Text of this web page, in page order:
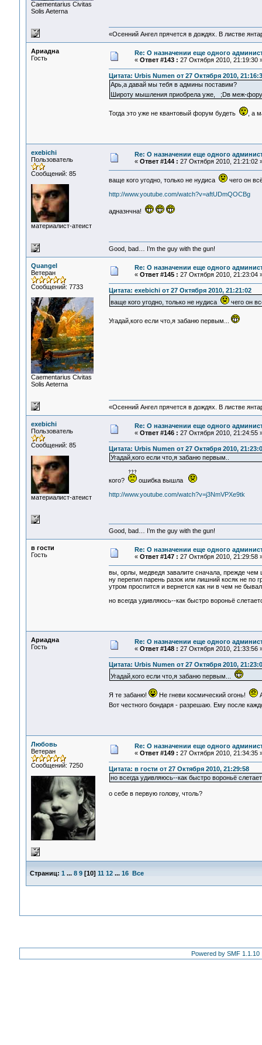
Сaementarius Civitas
Solis Aeterna
«Осенний Ангел прячется в дождях. В листве
Ариадна
Гость
Re: О назначении еще одного
« Ответ #143 : 27 Октября 2010, 21:19:30
Цитата: Urbis Numen от 27 Октября 2010,
Арь,а давай мы тебя в админы поставим?
Широту мышления приобрела уже, ;Dв меж-
Тогда это уже не квантовый форум будеть , а
exebichi
Пользователь
Сообщений: 85
материалист-атеист
Re: О назначении еще одного
« Ответ #144 : 27 Октября 2010, 21:21:02
ваще кого угодно, только не нудиса
чего он
http://www.youtube.com/watch?v=aftUDmQOCBg
адназнчна!
Good, bad… I’m the guy with the gun!
Quangel
Ветеран
Сообщений: 7733
Сaementarius Civitas
Solis Aeterna
Re: О назначении еще одного
« Ответ #145 : 27 Октября 2010, 21:23:04
Цитата: exebichi от 27 Октября 2010, 21:21:02
ваще кого угодно, только не нудиса
чего он
Угадай,кого если что,я забаню первым...
«Осенний Ангел прячется в дождях. В листве
exebichi
Пользователь
Сообщений: 85
материалист-атеист
Re: О назначении еще одного
« Ответ #146 : 27 Октября 2010, 21:24:55
Цитата: Urbis Numen от 27 Октября 2010,
Угадай,кого если что,я забаню первым..
кого?
ошибка вышла
http://www.youtube.com/watch?v=j3NmVPXe9tk
Good, bad… I’m the guy with the gun!
в гости
Гость
Re: О назначении еще одного
« Ответ #147 : 27 Октября 2010, 21:29:58
вы, орлы, медведя завалите сначала, прежде чем
ну перепил парень разок или лишний косяк не по
утром проспится и вернется как ни в чем не
но всегда удивляюсь--как быстро вороньё
Ариадна
Гость
Re: О назначении еще одного
« Ответ #148 : 27 Октября 2010, 21:33:56
Цитата: Urbis Numen от 27 Октября 2010,
Угадай,кого если что,я забаню первым...
Я те забаню! Не гневи космический огонь!
Вот честного бондаря - разрешаю. Ему после
Любовь
Ветеран
Сообщений: 7250
Re: О назначении еще одного
« Ответ #149 : 27 Октября 2010, 21:34:35
Цитата: в гости от 27 Октября 2010, 21:29:58
но всегда удивляюсь--как быстро вороньё
о себе в первую голову, чтоль?
Страниц: 1 ... 8 9[10] 11 12 ... 16 Все
Powered by SMF 1.1.10